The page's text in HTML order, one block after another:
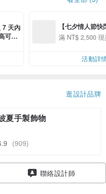
7 天內
可折
【七夕情人節
用 APP 購買任
00 現折 NT$100
滿 NT$ 2,500
活動詳
逛設計品牌
夏手製飾物
(909)
聯絡設計師